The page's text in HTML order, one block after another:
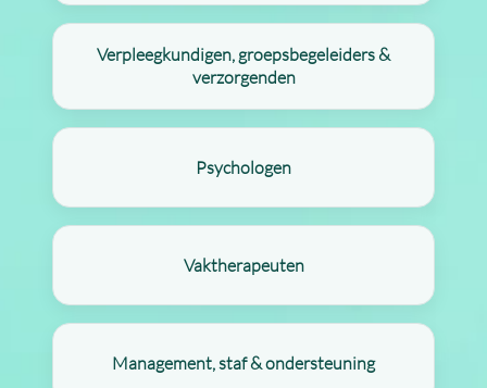
Verpleegkundigen, groepsbegeleiders &
verzorgenden
Psychologen
Vaktherapeuten
Management, staf & ondersteuning